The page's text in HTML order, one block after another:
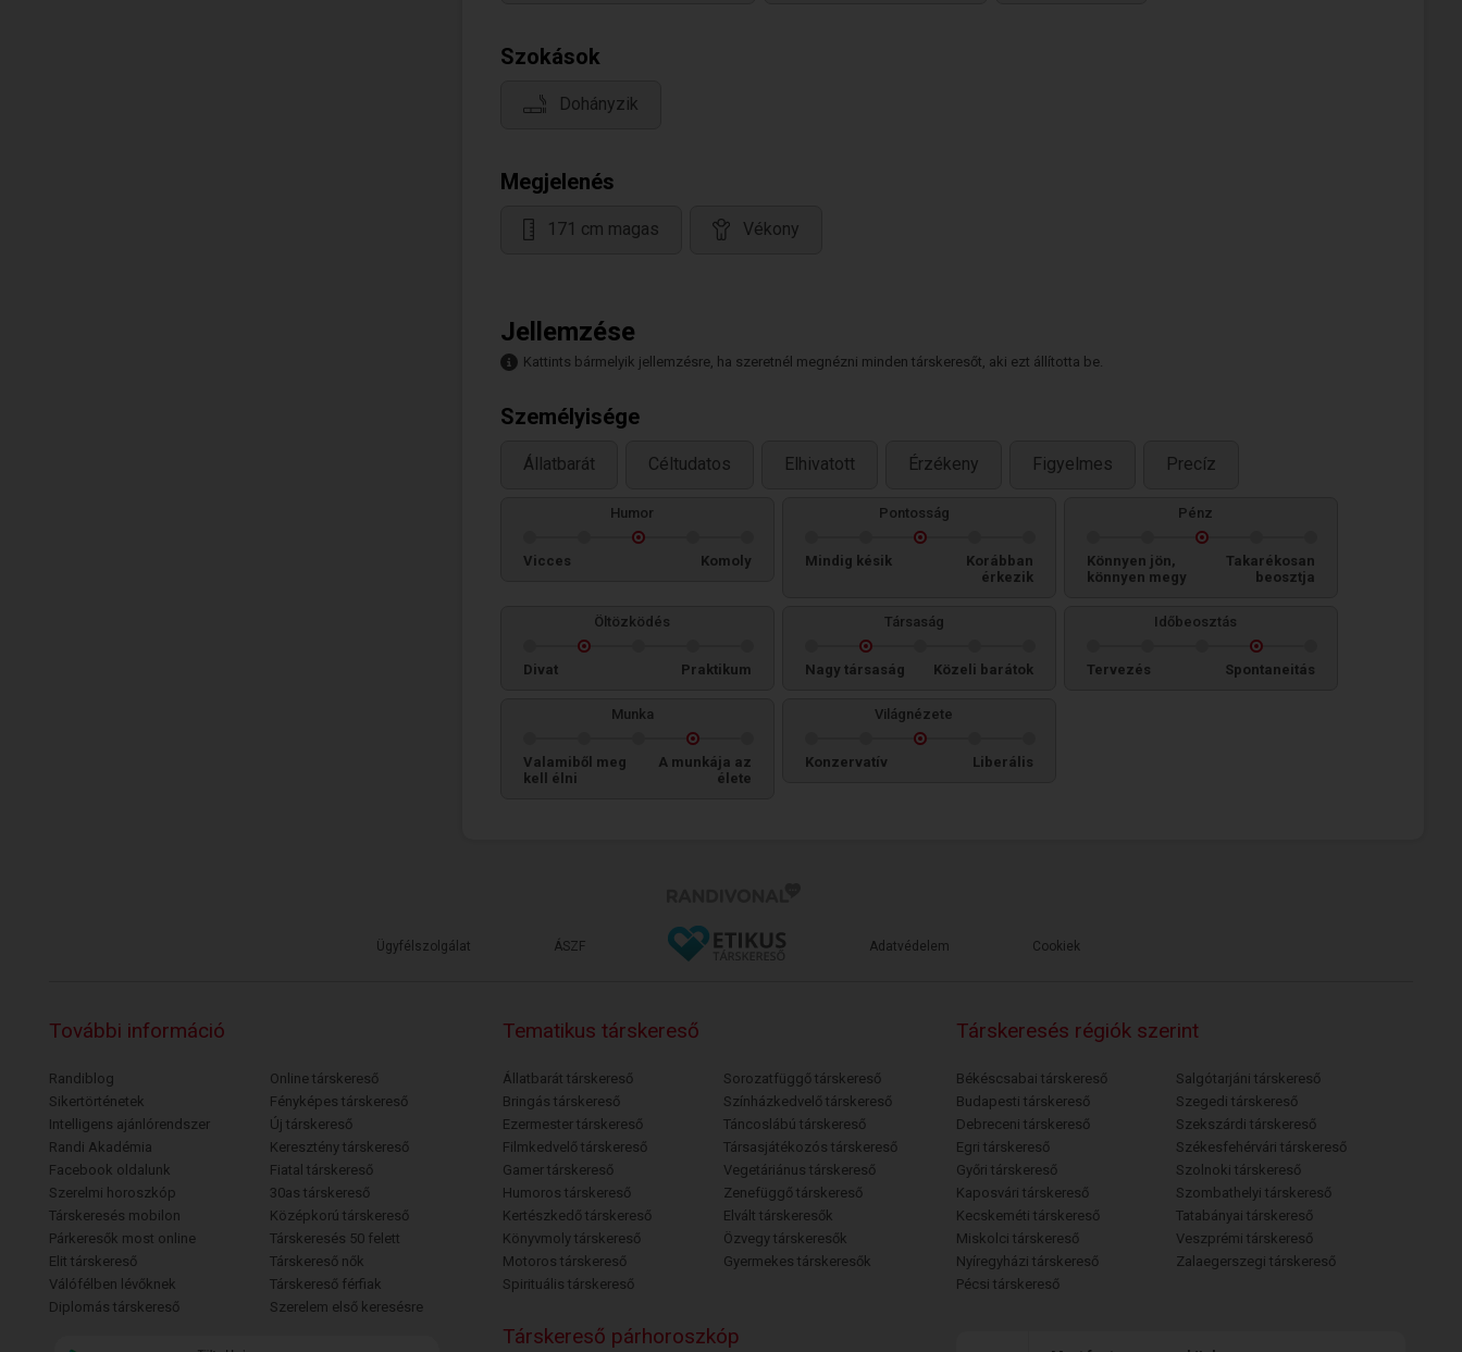
Szokások
Dohányzik
Megjelenés
171 cm magas Vékony
Jellemzése
Kattints bármelyik jellemzésre, ha szeretnél megnézni minden társkeresőt, aki ezt állította be.
Személyisége
Állatbarát Céltudatos Elhivatott Érzékeny Figyelmes Precíz
Humor
Vicces Komoly
Pontosság
Mindig késik
Korábban
érkezik
Pénz
Könnyen jön,
könnyen megy
Takarékosan
beosztja
Öltözködés
Divat Praktikum
Társaság
Nagy társaság Közeli barátok
Időbeosztás
Tervezés Spontaneitás
Munka
Valamiből meg
kell élni
A munkája az
élete
Világnézete
Konzervatív Liberális
Ügyfélszolgálat ÁSZF Adatvédelem Cookiek
További információ
Randiblog
Sikertörténetek
Intelligens ajánlórendszer
Randi Akadémia
Facebook oldalunk
Szerelmi horoszkóp
Társkeresés mobilon
Párkeresők most online
Elit társkereső
Válófélben lévőknek
Diplomás társkereső
Online társkereső
Fényképes társkereső
Új társkereső
Keresztény társkereső
Fiatal társkereső
30as társkereső
Középkorú társkereső
Társkeresés 50 felett
Társkereső nők
Társkereső férfiak
Szerelem első keresésre
Tematikus társkereső
Állatbarát társkereső
Bringás társkereső
Ezermester társkereső
Filmkedvelő társkereső
Gamer társkereső
Humoros társkereső
Kertészkedő társkereső
Könyvmoly társkereső
Motoros társkereső
Spirituális társkereső
Sorozatfüggő társkereső
Színházkedvelő társkereső
Táncoslábú társkereső
Társasjátékozós társkereső
Vegetáriánus társkereső
Zenefüggő társkereső
Elvált társkeresők
Özvegy társkeresők
Gyermekes társkeresők
Társkeresés régiók szerint
Békéscsabai társkereső
Budapesti társkereső
Debreceni társkereső
Egri társkereső
Győri társkereső
Kaposvári társkereső
Kecskeméti társkereső
Miskolci társkereső
Nyíregyházi társkereső
Pécsi társkereső
Salgótarjáni társkereső
Szegedi társkereső
Szekszárdi társkereső
Székesfehérvári társkereső
Szolnoki társkereső
Szombathelyi társkereső
Tatabányai társkereső
Veszprémi társkereső
Zalaegerszegi társkereső
Társkereső párhoroszkóp